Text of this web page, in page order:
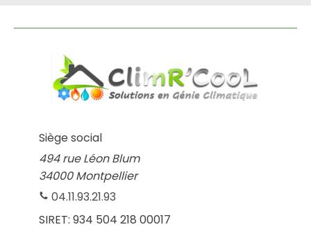
Siège social
494 rue Léon Blum
34000 Montpellier
04.11.93.21.93
SIRET: 934 504 218 00017